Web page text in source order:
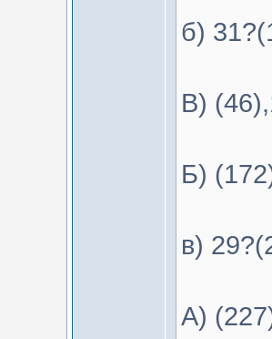
б)
В)
Б)
в)
А)